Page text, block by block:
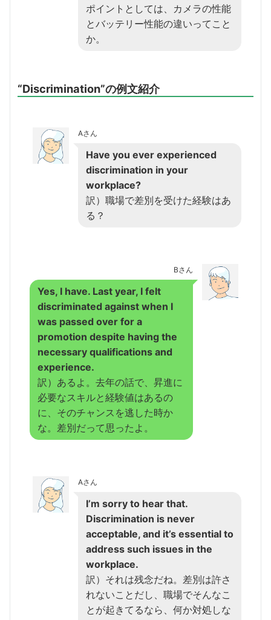
ポイントとしては、カメラの性能
とバッテリー性能の違いってこと
か。
“Discrimination”の例文紹介
Aさん
Have you ever experienced
discrimination in your
workplace?
訳）職場で差別を受けた経験はあ
る？
Bさん
Yes, I have. Last year, I felt
discriminated against when I
was passed over for a
promotion despite having the
necessary qualifications and
experience.
訳）あるよ。去年の話で、昇進に
必要なスキルと経験値はあるの
に、そのチャンスを逃した時か
な。差別だって思ったよ。
Aさん
I’m sorry to hear that.
Discrimination is never
acceptable, and it’s essential to
address such issues in the
workplace.
訳）それは残念だね。差別は許さ
れないことだし、職場でそんなこ
とが起きてるなら、何か対処しな